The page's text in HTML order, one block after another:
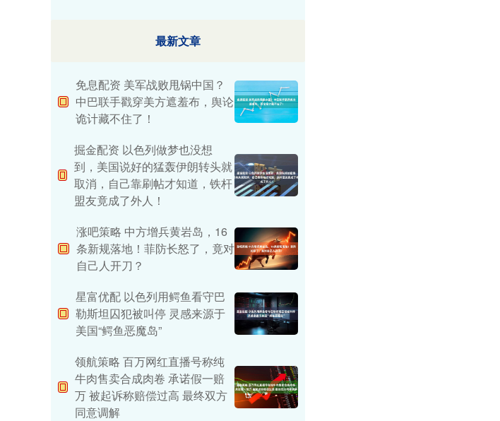
最新文章
免息配资 美军战败甩锅中国？
中巴联手戳穿美方遮羞布，舆论
诡计藏不住了！
掘金配资 以色列做梦也没想
到，美国说好的猛轰伊朗转头就
取消，自己靠刷帖才知道，铁杆
盟友竟成了外人！
涨吧策略 中方增兵黄岩岛，16
条新规落地！菲防长怒了，竟对
自己人开刀？
星富优配 以色列用鳄鱼看守巴
勒斯坦囚犯被叫停 灵感来源于
美国“鳄鱼恶魔岛”
领航策略 百万网红直播号称纯
牛肉售卖合成肉卷 承诺假一赔
万 被起诉称赔偿过高 最终双方
同意调解